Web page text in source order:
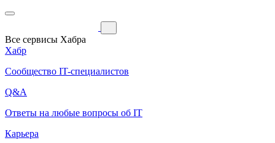
Все сервисы Хабра
Хабр
Сообщество IT-специалистов
Q&A
Ответы на любые вопросы об IT
Карьера